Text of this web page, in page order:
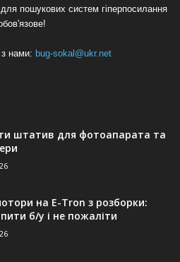
для пошукових систем гіперпосилання
з нами: bug-sokal@ukr.net
штатив для фотоапарата та
на E-Tron з розборки:
б/у і не пожаліти